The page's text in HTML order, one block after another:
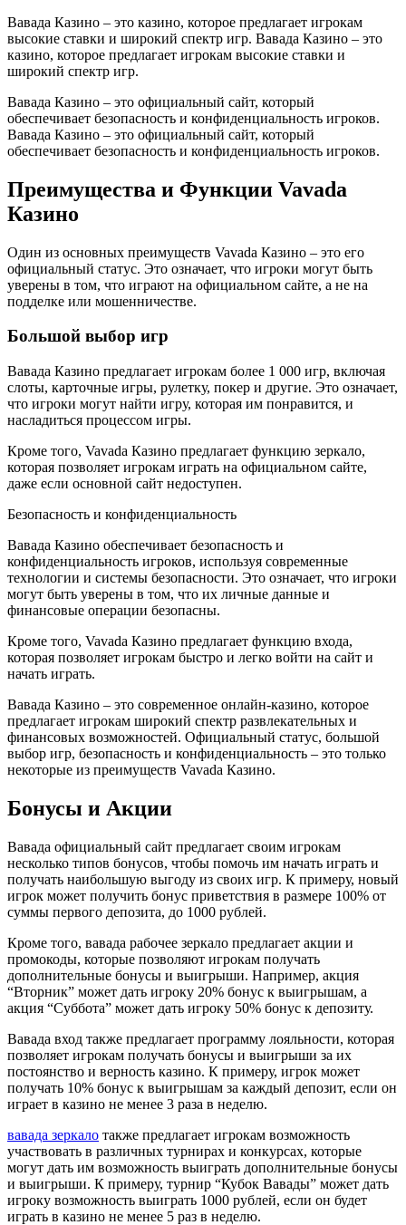
Вавада Казино – это казино, которое предлагает игрокам
высокие ставки и широкий спектр игр. Вавада Казино – это
казино, которое предлагает игрокам высокие ставки и
широкий спектр игр.
Вавада Казино – это официальный сайт, который
обеспечивает безопасность и конфиденциальность игроков.
Вавада Казино – это официальный сайт, который
обеспечивает безопасность и конфиденциальность игроков.
Преимущества и Функции Vavada
Казино
Один из основных преимуществ Vavada Казино – это его
официальный статус. Это означает, что игроки могут быть
уверены в том, что играют на официальном сайте, а не на
подделке или мошенничестве.
Большой выбор игр
Вавада Казино предлагает игрокам более 1 000 игр, включая
слоты, карточные игры, рулетку, покер и другие. Это означает,
что игроки могут найти игру, которая им понравится, и
насладиться процессом игры.
Кроме того, Vavada Казино предлагает функцию зеркало,
которая позволяет игрокам играть на официальном сайте,
даже если основной сайт недоступен.
Безопасность и конфиденциальность
Вавада Казино обеспечивает безопасность и
конфиденциальность игроков, используя современные
технологии и системы безопасности. Это означает, что игроки
могут быть уверены в том, что их личные данные и
финансовые операции безопасны.
Кроме того, Vavada Казино предлагает функцию входа,
которая позволяет игрокам быстро и легко войти на сайт и
начать играть.
Вавада Казино – это современное онлайн-казино, которое
предлагает игрокам широкий спектр развлекательных и
финансовых возможностей. Официальный статус, большой
выбор игр, безопасность и конфиденциальность – это только
некоторые из преимуществ Vavada Казино.
Бонусы и Акции
Вавада официальный сайт предлагает своим игрокам
несколько типов бонусов, чтобы помочь им начать играть и
получать наибольшую выгоду из своих игр. К примеру, новый
игрок может получить бонус приветствия в размере 100% от
суммы первого депозита, до 1000 рублей.
Кроме того, вавада рабочее зеркало предлагает акции и
промокоды, которые позволяют игрокам получать
дополнительные бонусы и выигрыши. Например, акция
“Вторник” может дать игроку 20% бонус к выигрышам, а
акция “Суббота” может дать игроку 50% бонус к депозиту.
Вавада вход также предлагает программу лояльности, которая
позволяет игрокам получать бонусы и выигрыши за их
постоянство и верность казино. К примеру, игрок может
получать 10% бонус к выигрышам за каждый депозит, если он
играет в казино не менее 3 раза в неделю.
вавада зеркало также предлагает игрокам возможность
участвовать в различных турнирах и конкурсах, которые
могут дать им возможность выиграть дополнительные бонусы
и выигрыши. К примеру, турнир “Кубок Вавады” может дать
игроку возможность выиграть 1000 рублей, если он будет
играть в казино не менее 5 раз в неделю.